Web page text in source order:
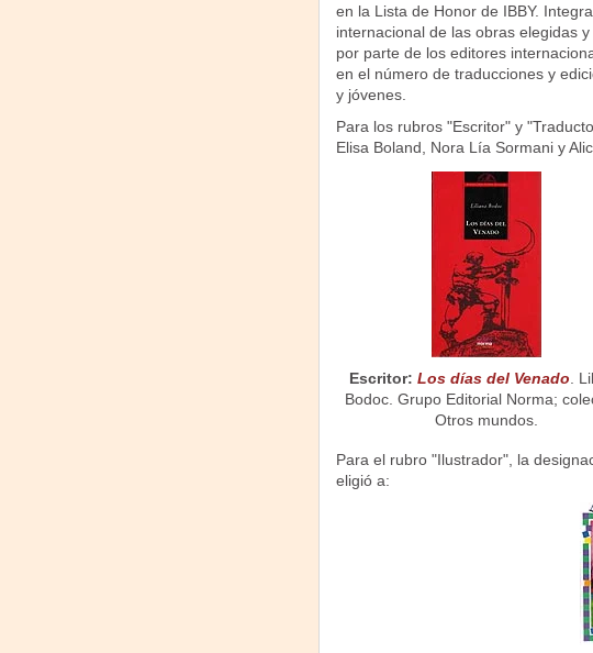
en la Lista de Honor de IBBY.
internacional de las obras elegidas
por parte de los editores
en el número de traducciones y
y jóvenes.
Para los rubros "Escritor" y
Elisa Boland, Nora Lía Sormani y
Escritor: Los días del Venado .
Bodoc. Grupo Editorial Norma;
Otros mundos.
Para el rubro "Ilustrador", la
eligió a: